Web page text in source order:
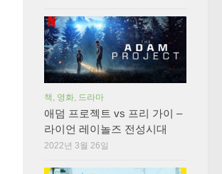
책, 영화, 드라마
애덤 프로젝트 vs 프리 가이 –
라이언 레이놀즈 전성시대
2022년 3월 26일